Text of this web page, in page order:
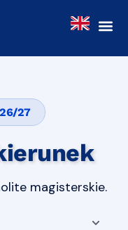
27
magisterskie.